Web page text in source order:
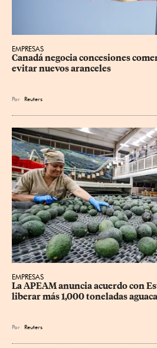
EMPRESAS
Canadá negocia concesiones
evitar nuevos aranceles
Por Reuters
EMPRESAS
La APEAM anuncia acuerdo con
liberar más 1,000 toneladas
Por Reuters